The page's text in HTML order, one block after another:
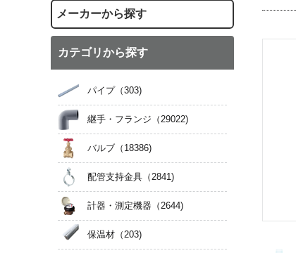
メーカーから探す
カテゴリから探す
パイプ（303)
継手・フランジ （29022)
バルブ （18386)
配管支持金具 （2841)
計器・測定機器 （2644)
保温材 （203)